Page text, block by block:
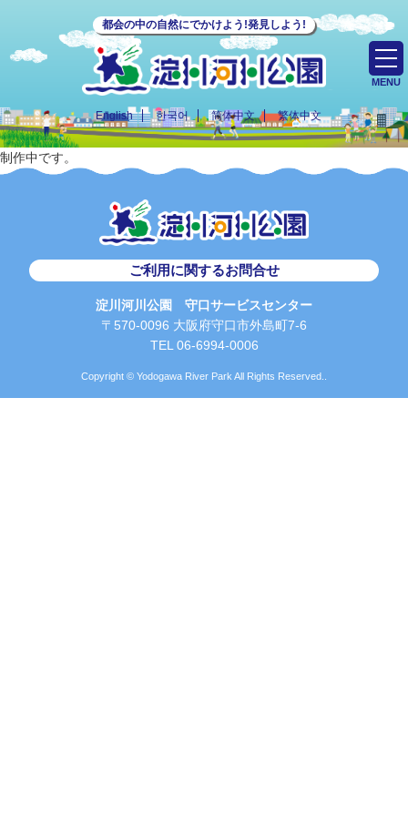
都会の中の自然にでかけよう!発見しよう!
English 한국어 简体中文 繁体中文
MENU
制作中です。
ご利用に関するお問合せ
淀川河川公園 守口サービスセンター
〒570-0096 大阪府守口市外島町7-6
TEL 06-6994-0006
Copyright © Yodogawa River Park All Rights Reserved..